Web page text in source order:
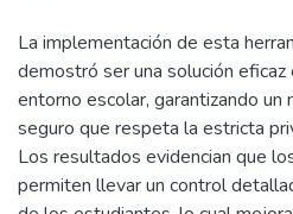
La implementación de esta
demostró ser una solución eficaz
entorno escolar, garantizando un
seguro que respeta la estricta
Los resultados evidencian que
permiten llevar un control